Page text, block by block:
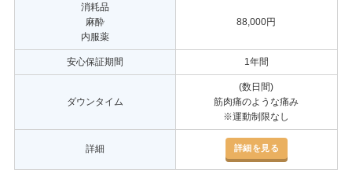
消耗品
麻酔
内服薬
88,000円
安心保証期間 1年間
ダウンタイム
(数日間)
筋肉痛のような痛み
※運動制限なし
詳細 詳細を見る